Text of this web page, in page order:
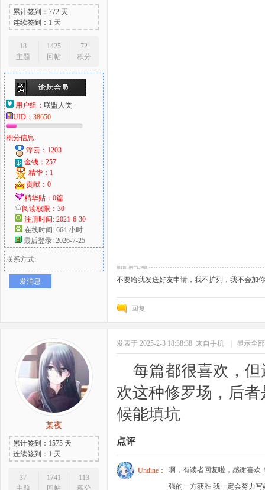
累计签到：772 天
连续签到：1 天
18
主题
1425
回帖
72
积分
用户组： 联盟人类
UID： 38650
积分信息:
浮云：1203
金钱：257
精华：1
贡献：0
精华贴：0篇
阅读权限：30
注册时间: 2021-6-30
在线时间: 664 小时
最后登录: 2026-7-25
联系方式:
发消息 不要给我发送好友申请，我不扩列，我不会加
回复
某夜
累计签到：1575 天
连续签到：1 天
37
主题
1741
回帖
113
积分
发表于 2025-2-3 18:38:38 来自手机 显示全
每篇都很喜欢，
欢这种修罗场，后
候能填坑
点评
Undine：
啊，有读者回复啦，感谢喜欢
强的一方获胜 我一定会努力